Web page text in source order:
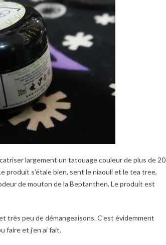
largement un tatouage couleur de plus de 20
produit s’étale bien, sent le niaouli et le tea tree,
de mouton de la Beptanthen. Le produit est
très peu de démangeaisons. C’est évidemment
faire et j’en ai fait.